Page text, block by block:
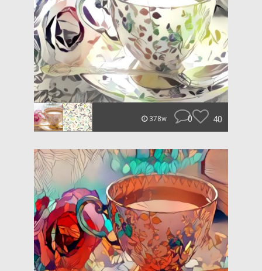
378w 0 40